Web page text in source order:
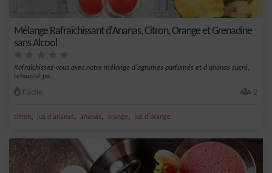
Mélange Rafraîchissant d'Ananas, Citron, Orange et Grenadine
sans Alcool
Rafraîchissez-vous avec notre mélange d'agrumes parfumés et d'ananas sucré,
rehaussé pa...
Facile 2
citron, jus d'ananas, ananas, orange, jus d'orange